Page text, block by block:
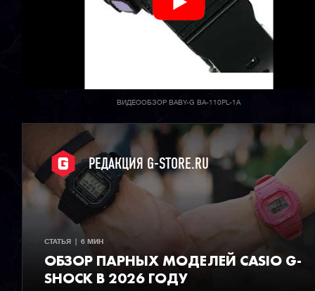
ВИДЕООБЗОР BABY-G BA-110PL-1A
РЕДАКЦИЯ G-STORE.RU
СТАТЬЯ  |  6 МИН
ОБЗОР ПАРНЫХ МОДЕЛЕЙ CASIO G-
SHOCK В 2026 ГОДУ